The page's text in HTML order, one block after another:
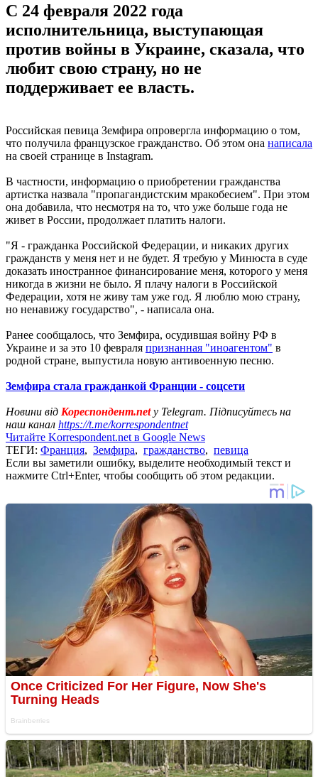
С 24 февраля 2022 года
исполнительница, выступающая
против войны в Украине, сказала, что
любит свою страну, но не
поддерживает ее власть.
Российская певица Земфира опровергла информацию о том,
что получила французское гражданство. Об этом она написала
на своей странице в Instagram.
В частности, информацию о приобретении гражданства
артистка назвала "пропагандистским мракобесием". При этом
она добавила, что несмотря на то, что уже больше года не
живет в России, продолжает платить налоги.
"Я - гражданка Российской Федерации, и никаких других
гражданств у меня нет и не будет. Я требую у Минюста в суде
доказать иностранное финансирование меня, которого у меня
никогда в жизни не было. Я плачу налоги в Российской
Федерации, хотя не живу там уже год. Я люблю мою страну,
но ненавижу государство", - написала она.
Ранее сообщалось, что Земфира, осудившая войну РФ в
Украине и за это 10 февраля признанная "иноагентом" в
родной стране, выпустила новую антивоенную песню.
Земфира стала гражданкой Франции - соцсети
Новини від Кореспондент.netу Telegram. Підписуйтесь на
наш канал https://t.me/korrespondentnet
Читайте Korrespondent.net в Google News
ТЕГИ: Франция, Земфира, гражданство, певица
Если вы заметили ошибку, выделите необходимый текст и
нажмите Ctrl+Enter, чтобы сообщить об этом редакции.